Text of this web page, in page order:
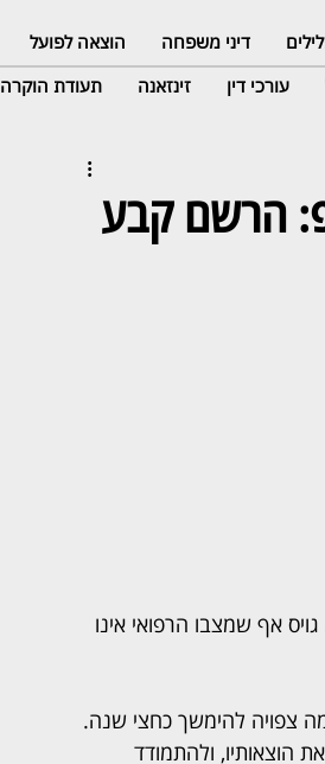
דיני משפחה הוצאה לפועל
עורכי דין זינזאנה תעודת הוקרה
הרשם קבע
גויס אף שמצבו הרפואי אינו
צפויה להימשך כחצי שנה.
הוצאותיו, ולהתמודד